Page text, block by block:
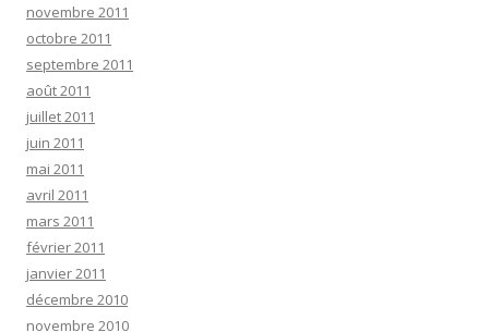
novembre 2011
octobre 2011
septembre 2011
août 2011
juillet 2011
juin 2011
mai 2011
avril 2011
mars 2011
février 2011
janvier 2011
décembre 2010
novembre 2010